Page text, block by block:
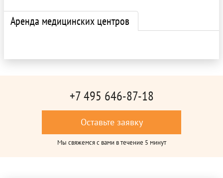
Аренда медицинских центров
+7 495 646-87-18
Оставьте заявку
Мы свяжемся с вами в течение 5 минут